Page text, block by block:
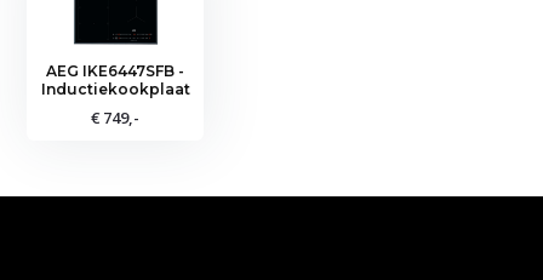
AEG IKE6447SFB -
Inductiekookplaat
€ 749,-